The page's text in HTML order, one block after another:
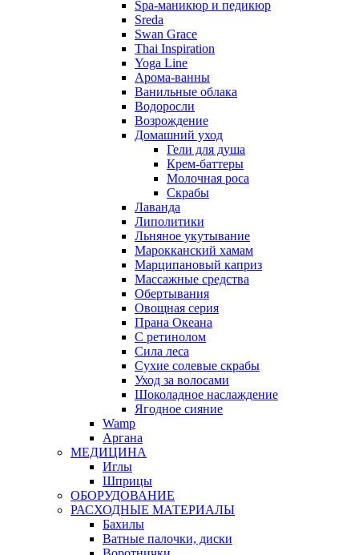
Spa-маникюр и педикюр
Sreda
Swan Grace
Thai Inspiration
Yoga Line
Арома-ванны
Ванильные облака
Водоросли
Возрождение
Домашний уход
Гели для душа
Крем-баттеры
Молочная роса
Скрабы
Лаванда
Липолитики
Льняное укутывание
Марокканский хамам
Марципановый каприз
Массажные средства
Обертывания
Овощная серия
Прана Океана
С ретинолом
Сила леса
Сухие солевые скрабы
Уход за волосами
Шоколадное наслаждение
Ягодное сияние
Wamp
Аргана
МЕДИЦИНА
Иглы
Шприцы
ОБОРУДОВАНИЕ
РАСХОДНЫЕ МАТЕРИАЛЫ
Бахилы
Ватные палочки, диски